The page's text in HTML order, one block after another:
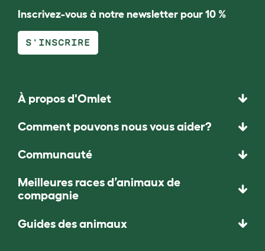
Inscrivez-vous à notre newsletter pour 10 %
S'INSCRIRE
À propos d'Omlet
Comment pouvons nous vous aider?
Communauté
Meilleures races d’animaux de
compagnie
Guides des animaux